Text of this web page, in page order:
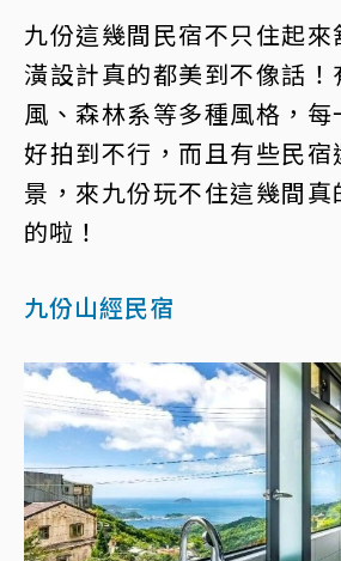
九份這幾間民宿不只住起
潢設計真的都美到不像話
風、森林系等多種風格，
好拍到不行，而且有些民
景，來九份玩不住這幾間
的啦！
九份山經民宿